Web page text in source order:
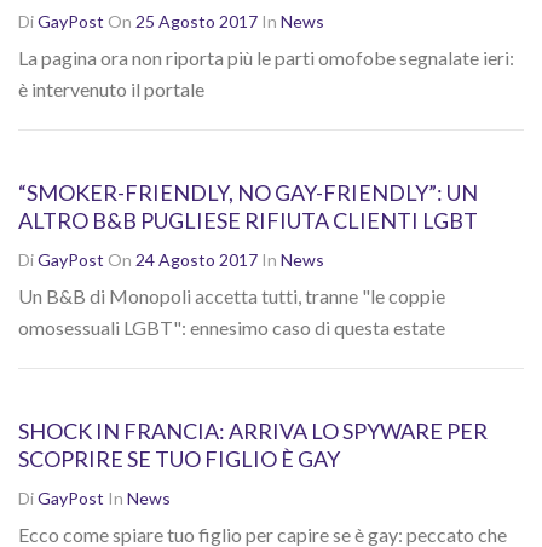
DiGayPost On 25 Agosto 2017 In News
La pagina ora non riporta più le parti omofobe segnalate ieri:
è intervenuto il portale
“SMOKER-FRIENDLY, NO GAY-FRIENDLY”: UN
ALTRO B&B PUGLIESE RIFIUTA CLIENTI LGBT
DiGayPost On 24 Agosto 2017 In News
Un B&B di Monopoli accetta tutti, tranne "le coppie
omosessuali LGBT": ennesimo caso di questa estate
SHOCK IN FRANCIA: ARRIVA LO SPYWARE PER
SCOPRIRE SE TUO FIGLIO È GAY
DiGayPost In News
Ecco come spiare tuo figlio per capire se è gay: peccato che